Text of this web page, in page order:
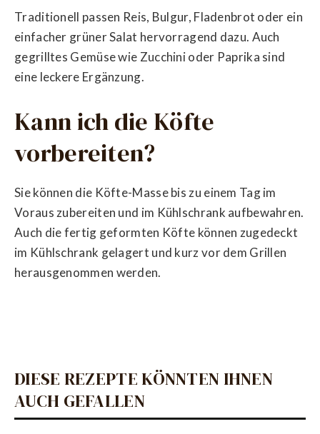
Traditionell passen Reis, Bulgur, Fladenbrot oder ein
einfacher grüner Salat hervorragend dazu. Auch
gegrilltes Gemüse wie Zucchini oder Paprika sind
eine leckere Ergänzung.
Kann ich die Köfte
vorbereiten?
Sie können die Köfte-Masse bis zu einem Tag im
Voraus zubereiten und im Kühlschrank aufbewahren.
Auch die fertig geformten Köfte können zugedeckt
im Kühlschrank gelagert und kurz vor dem Grillen
herausgenommen werden.
DIESE REZEPTE KÖNNTEN IHNEN
AUCH GEFALLEN